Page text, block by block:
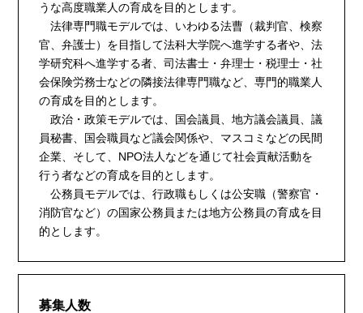
うな高度職業人の育成を目的とします。
法律専門職モデルでは、いわゆる法曹（裁判官、検察
官、弁護士）を目指して法科大学院へ進学する者や、法
学研究科へ進学する者、司法書士・弁理士・税理士・社
会保険労務士などの隣接法律専門職など、専門的職業人
の育成を目的とします。
政治・政策モデルでは、国会議員、地方議会議員、議
員秘書、国会職員など議会関係や、マスコミなどの民間
企業、そして、NPO法人などを通じて社会貢献活動を
行う者などの育成を目的とします。
公務員モデルでは、行政職もしくは公安職（警察官・
消防官など）の国家公務員または地方公務員の育成を目
的とします。
募集人数